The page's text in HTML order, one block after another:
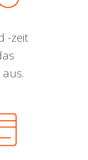
-zeit